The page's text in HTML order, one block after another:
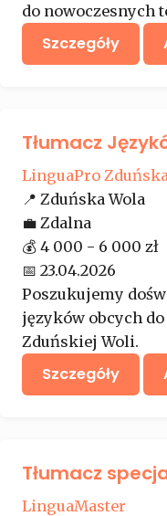
do nowoczesnych
Szczegóły
Tłumacz
LinguaPro
📍 Zduńska Wola
💼 Zdalna
💰 4 000 - 6 000 zł
📅 23.04.2026
Poszukujemy
języków obcych do
Zduńskiej Woli.
Szczegóły
Tłumacz
LinguaMaster